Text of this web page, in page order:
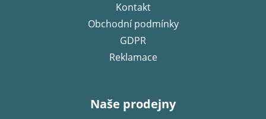
Kontakt
Obchodní podmínky
GDPR
Reklamace
Naše prodejny